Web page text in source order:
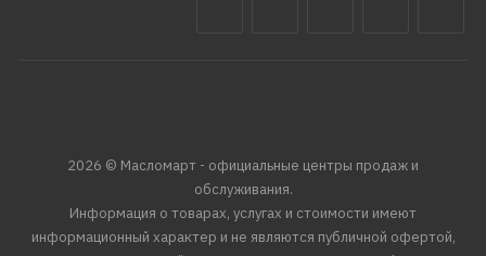
2026 © Масломарт - официальные центры продаж и
обслуживания.
Информация о товарах, услугах и стоимости имеют
информационный характер и не являются публичной офертой,